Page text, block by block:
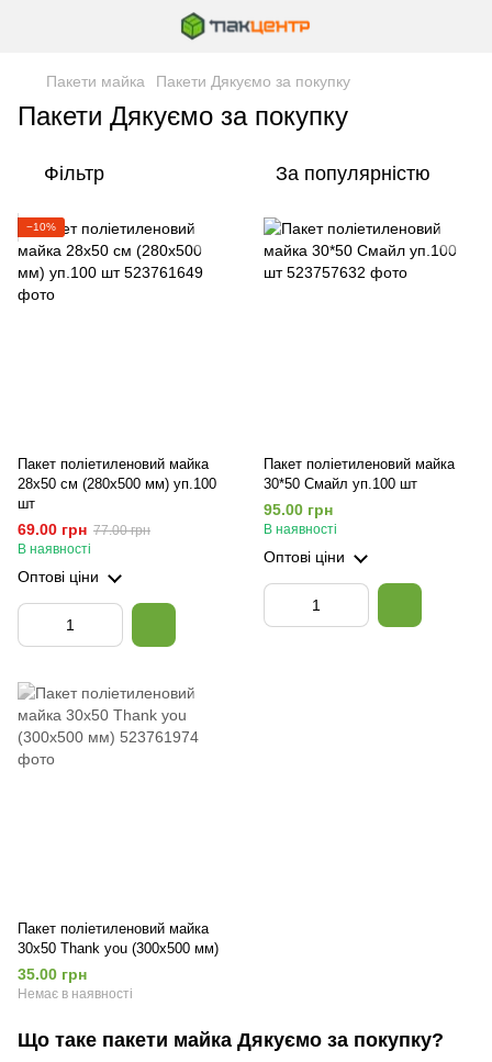
Пакети майка Пакети Дякуємо за покупку
Пакети Дякуємо за покупку
Фільтр За популярністю
−10%
Пакет поліетиленовий майка
28х50 см (280х500 мм) уп.100
шт
69.00 грн 77.00 грн
В наявності
Оптові ціни
Пакет поліетиленовий майка
30*50 Смайл уп.100 шт
95.00 грн
В наявності
Оптові ціни
Пакет поліетиленовий майка
30х50 Thank you (300х500 мм)
35.00 грн
Немає в наявності
Що таке пакети майка Дякуємо за покупку?